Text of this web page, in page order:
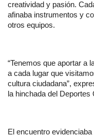
creatividad y pasión.
afinaba instrumentos y
otros equipos.
“Tenemos que aportar a
a cada lugar que
cultura ciudadana”,
la hinchada del Deportes
El encuentro